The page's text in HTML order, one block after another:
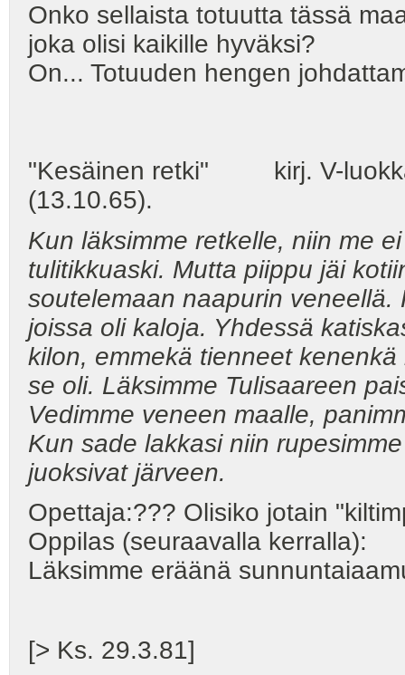
Onko sellaista totuutta tässä
joka olisi kaikille hyväksi?
On... Totuuden hengen
"Kesäinen retki" kirj. V-
(13.10.65).
Kun läksimme retkelle, niin me
tulitikkuaski. Mutta piippu jäi
soutelemaan naapurin
joissa oli kaloja. Yhdessä
kilon, emmekä tienneet kenenkä
se oli. Läksimme Tulisaareen
Vedimme veneen maalle,
Kun sade lakkasi niin
juoksivat järveen.
Opettaja:??? Olisiko jotain
Oppilas (seuraavalla kerralla):
Läksimme eräänä
[> Ks. 29.3.81]